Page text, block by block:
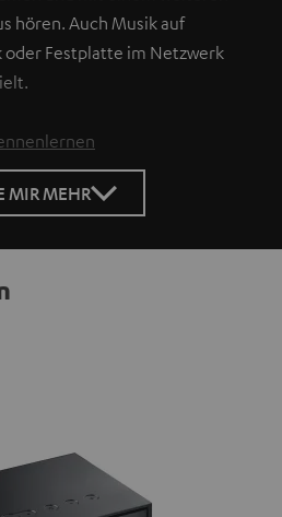
hören. Auch Musik auf
oder Festplatte im Netzwerk
MIR MEHR